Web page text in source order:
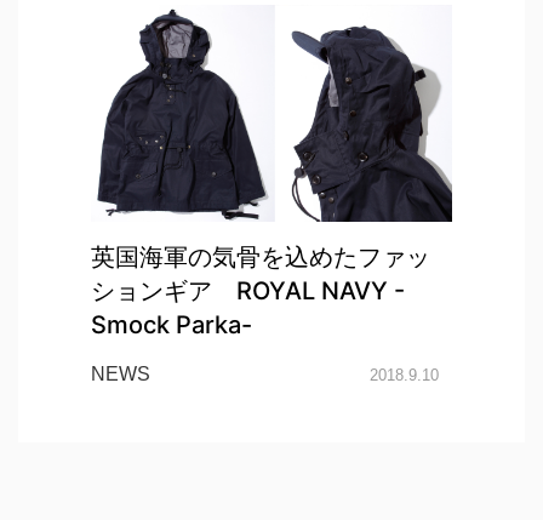
英国海軍の気骨を込めたファッ
ションギア ROYAL NAVY -
Smock Parka-
NEWS 2018.9.10